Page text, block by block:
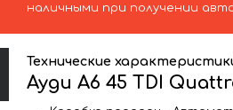
наличными при получении
Технические
Ауди A6 45 TDI